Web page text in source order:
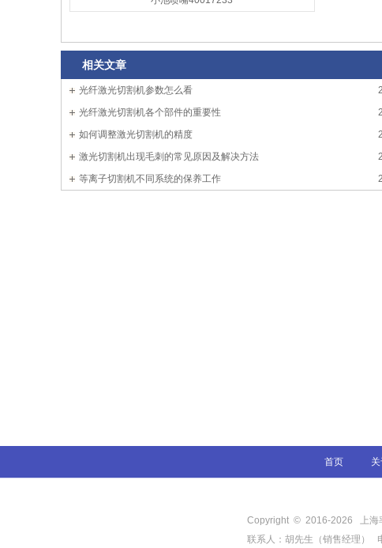
相关文章
光纤激光切割机参数怎么看
光纤激光切割机各个部件的重要性
如何调整激光切割机的精度
激光切割机出现毛刺的常见原因及解决方法
等离子切割机不同系统的保养工作
首页
Copyright © 2016-2026
上海
联系人：胡先生（销售经理）